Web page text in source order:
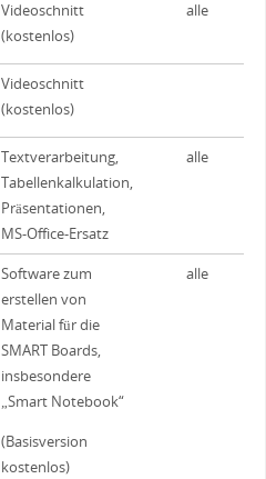
Tausende
Simulationen und
interaktive Modelle,
sehr empfehlenswert
Browserbasiertes
CAD-Programm,
einfache Einbindung
der Schüler
Videoschnitt
(kostenlos)
alle
Videoschnitt
(kostenlos)
Textverarbeitung,
Tabellenkalkulation,
Präsentationen,
MS-Office-Ersatz
alle
Software zum
erstellen von
Material für die
SMART Boards,
insbesondere
„Smart Notebook“
(Basisversion
kostenlos)
alle